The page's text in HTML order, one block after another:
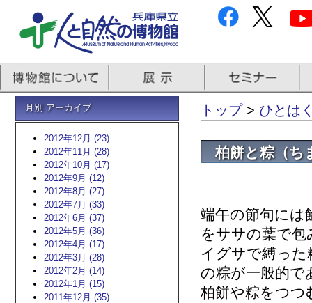
月別 アーカイブ
2012年12月 (23)
2012年11月 (28)
2012年10月 (17)
2012年9月 (12)
2012年8月 (27)
2012年7月 (33)
2012年6月 (37)
2012年5月 (36)
2012年4月 (17)
2012年3月 (28)
2012年2月 (14)
2012年1月 (15)
2011年12月 (35)
トップ> ひとは
柏餅と粽（ち
端午の節句には
をササの葉で包
イグサで縛っ
の粽が一般的で
柏餅や粽をつつ